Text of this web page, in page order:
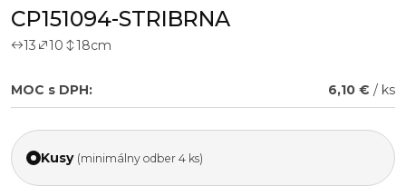
CP151094-STRIBRNA
13 10 18cm
MOC s DPH: 6,10 € / ks
Kusy (minimálny odber 4 ks)